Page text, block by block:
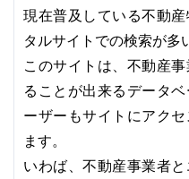
現在普及している不動
タルサイトでの検索が多
このサイトは、不動産
ることが出来るデータ
ーザーもサイトにアク
ます。
いわば、不動産事業者